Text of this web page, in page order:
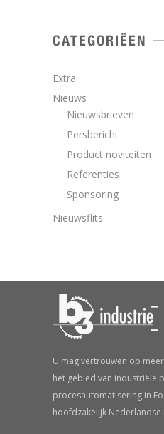
CATEGORIËEN
Extra
Nieuws
Nieuwsbrieven
Persbericht
Product noviteiten
Referenties
Sponsoring
Nieuwsflits
U mag vertrouwen op
het gebied van industriële
procesautomatisering in
hoofdzakelijk Nederlandse